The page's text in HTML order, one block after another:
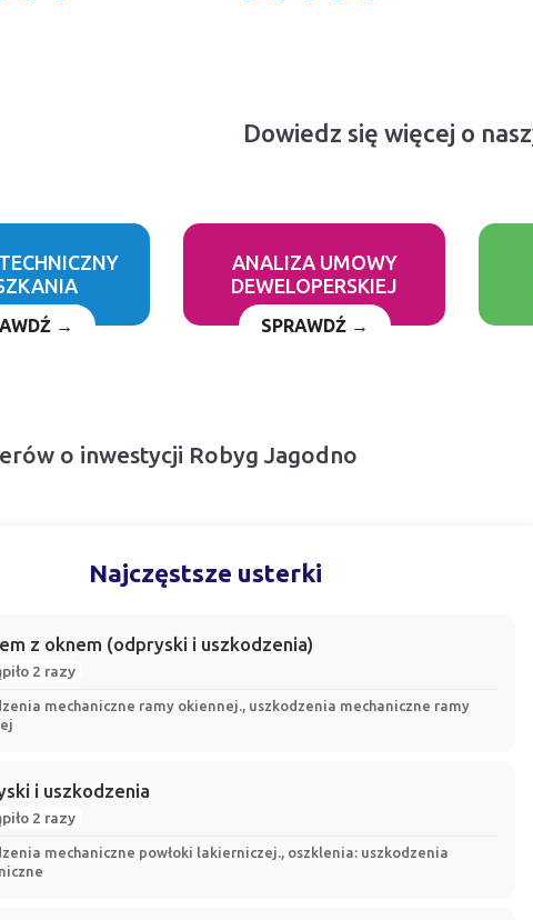
Dowiedz się więcej o
→
ANALIZA UMOWY
DEWELOPERSKIEJ
SPRAWDŹ →
o inwestycji Robyg Jagodno
Najczęstsze usterki
z oknem (odpryski i uszkodzenia)
2 razy
mechaniczne ramy okiennej., uszkodzenia mechaniczne ramy
i uszkodzenia
2 razy
mechaniczne powłoki lakierniczej., oszklenia: uszkodzenia